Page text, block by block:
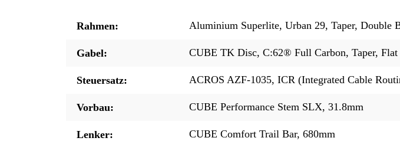
Rahmen: Aluminium Superlite, Urban 29, Taper, Double
Gabel: CUBE TK Disc, C:62® Full Carbon, Taper,
Steuersatz: ACROS AZF-1035, ICR (Integrated Cable
Vorbau: CUBE Performance Stem SLX, 31.8mm
Lenker: CUBE Comfort Trail Bar, 680mm